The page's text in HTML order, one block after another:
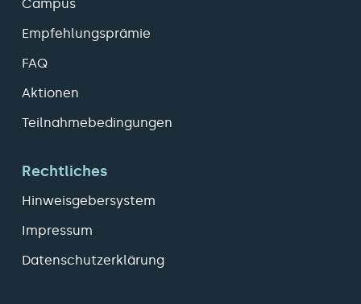
Campus
Empfehlungsprämie
FAQ
Aktionen
Teilnahmebedingungen
Rechtliches
Hinweisgebersystem
Impressum
Datenschutzerklärung